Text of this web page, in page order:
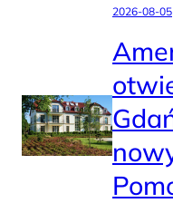
2026-08-05